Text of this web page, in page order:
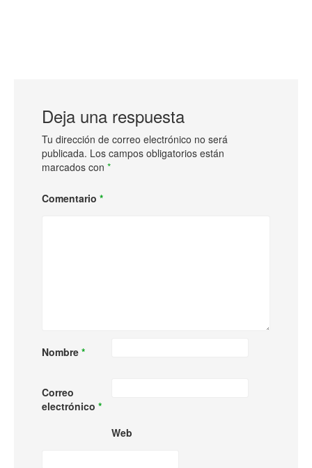
Deja una respuesta
Tu dirección de correo electrónico no será
publicada. Los campos obligatorios están
marcados con *
Comentario *
Nombre *
Correo
electrónico *
Web